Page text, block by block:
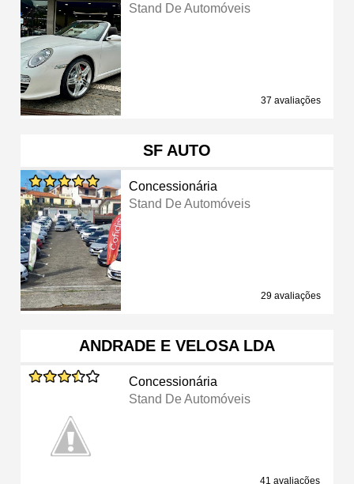
Stand De Automóveis
37 avaliações
SF AUTO
Concessionária
Stand De Automóveis
29 avaliações
ANDRADE E VELOSA LDA
Concessionária
Stand De Automóveis
41 avaliações